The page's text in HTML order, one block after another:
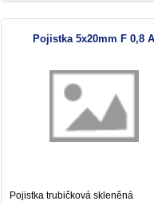
Pojistka 5x20mm F 0,8 A
Pojistka trubičková skleněná